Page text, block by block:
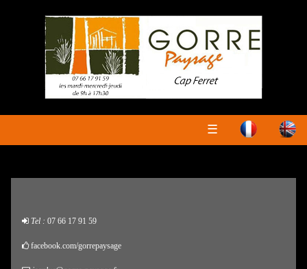
☰
Tel : 07 66 17 91 59
facebook.com/gorrepaysage